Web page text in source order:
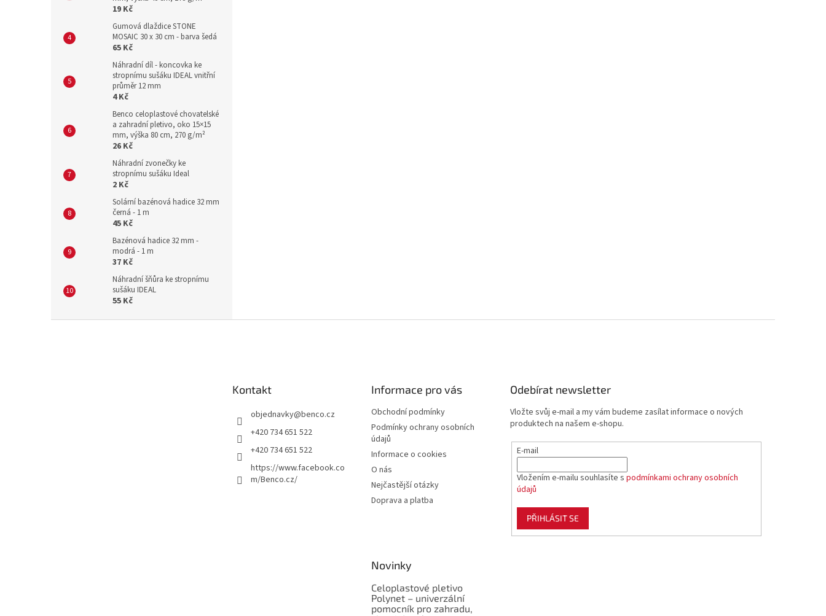
19 Kč
Gumová dlaždice STONE
MOSAIC 30 x 30 cm - barva šedá
65 Kč
Náhradní díl - koncovka ke
stropnímu sušáku IDEAL vnitřní
průměr 12 mm
4 Kč
Benco celoplastové chovatelské
a zahradní pletivo, oko 15×15
mm, výška 80 cm, 270 g/m²
26 Kč
Náhradní zvonečky ke
stropnímu sušáku Ideal
2 Kč
Solární bazénová hadice 32 mm
černá - 1 m
45 Kč
Bazénová hadice 32 mm -
modrá - 1 m
37 Kč
Náhradní šňůra ke stropnímu
sušáku IDEAL
55 Kč
Kontakt
objednavky@benco.cz
+420 734 651 522
+420 734 651 522
https://www.facebook.co
m/Benco.cz/
Informace pro vás
Obchodní podmínky
Podmínky ochrany osobních
údajů
Informace o cookies
O nás
Nejčastější otázky
Doprava a platba
Odebírat newsletter
Vložte svůj e-mail a my vám budeme zasílat informace o nových
produktech na našem e-shopu.
E-mail
Vložením e-mailu souhlasíte spodmínkami ochrany osobních
údajů
PŘIHLÁSIT SE
Novinky
Celoplastové pletivo
Polynet – univerzální
pomocník pro zahradu,